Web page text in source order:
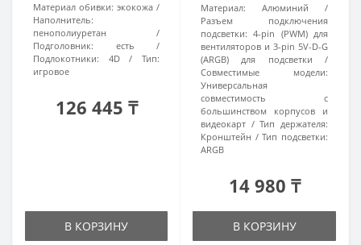
Материал обивки: экокожа
Наполнитель:
пенополиуретан
Подголовник:
есть
Подлокотники:
4D
Тип:
игровое
126 445 ₸
В КОРЗИНУ
Материал:
Алюминий
Разъем подключения
подсветки: 4-pin (PWM) для
вентиляторов и 3-pin 5V-D-G
(ARGB) для подсветки
Совместимые модели:
Универсальная
совместимость с
большинством корпусов и
видеокарт
Тип держателя:
Кронштейн
Тип подсветки:
ARGB
14 980 ₸
В КОРЗИНУ